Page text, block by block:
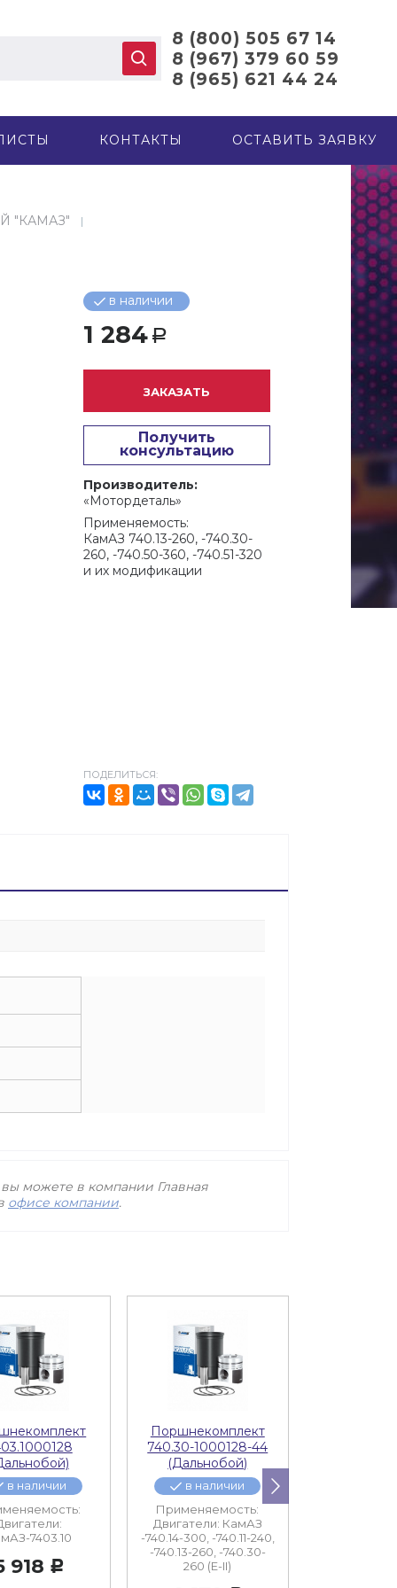
8 (800) 505 67 14
8 (967) 379 60 59
8 (965) 621 44 24
КОНТАКТЫ ОСТАВИТЬ ЗАЯВКУ
"КАМАЗ"
в наличии
1 284 Р
ЗАКАЗАТЬ
Получить
консультацию
Производитель:
«Мотордеталь»
Применяемость:
КамАЗ 740.13-260, -740.30-
260, -740.50-360, -740.51-320
и их модификации
ПОДЕЛИТЬСЯ:
можете в компании Главная
офисе компании.
в наличии
7403.10
918 Р
Поршнекомплект
740.30-1000128-44
(Дальнобой)
в наличии
Применяемость:
Двигатели: КамАЗ
-740.14-300, -740.11-240,
-740.13-260, -740.30-
260 (Е-II)